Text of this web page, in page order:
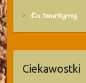
Co tworzymy
Ciekawostki